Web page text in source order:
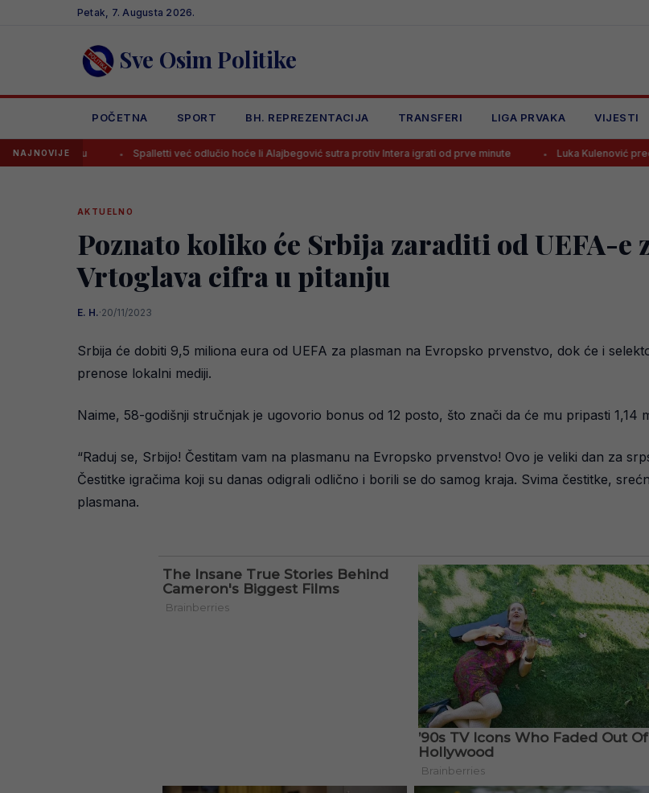
Petak, 7. Augusta 2026.
Sve Osim Politike
POČETNA SPORT BH. REPREZENTACIJA TRANSFERI LIGA PRVAKA VIJESTI
NAJNOVIJESpalletti već odlučio hoće li Alajbegović sutra protiv Intera igrati od prve minute Luka Kulenović pred
AKTUELNO
Poznato koliko će Srbija zaraditi od UEFA-e
Vrtoglava cifra u pitanju
E. H.·20/11/2023
Srbija će dobiti 9,5 miliona eura od UEFA za plasman na Evropsko prvenstvo, dok će i
prenose lokalni mediji.
Naime, 58-godišnji stručnjak je ugovorio bonus od 12 posto, što znači da će mu pripasti 1,14
“Raduj se, Srbijo! Čestitam vam na plasmanu na Evropsko prvenstvo! Ovo je veliki dan za
Čestitke igračima koji su danas odigrali odlično i borili se do samog kraja. Svima čestitke,
plasmana.